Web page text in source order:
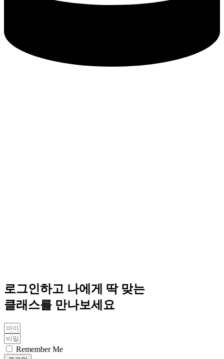
로그인하고 나에게 딱 맞는
클래스를 만나보세요
Remember Me